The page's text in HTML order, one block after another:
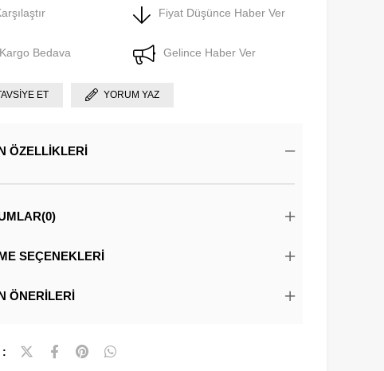
Fiyat Düşünce Haber Ver
Kargo Bedava Gelince Haber Ver
ET YORUM YAZ
ÖZELLIKLERI
(0)
SEÇENEKLERI
ÖNERILERI
: